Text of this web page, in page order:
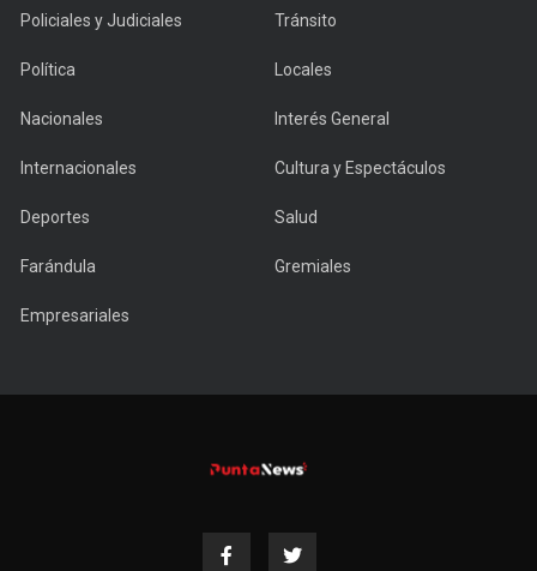
Policiales y Judiciales Tránsito
Política Locales
Nacionales Interés General
Internacionales Cultura y Espectáculos
Deportes Salud
Farándula Gremiales
Empresariales